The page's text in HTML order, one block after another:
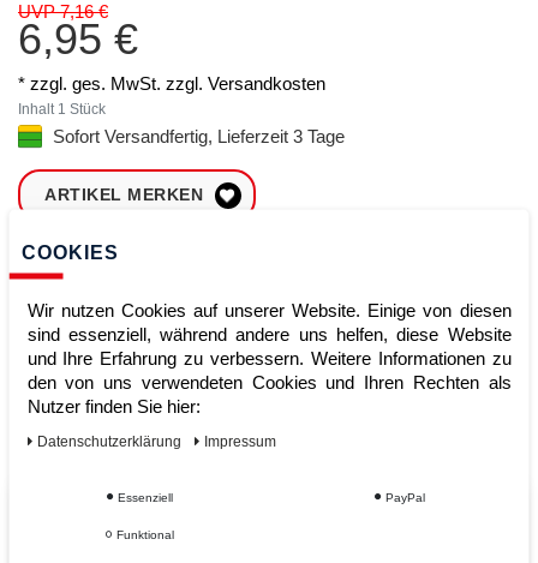
UVP 7,16 €
6,95 €
* zzgl. ges. MwSt. zzgl. Versandkosten
Inhalt 1 Stück
Sofort Versandfertig, Lieferzeit 3 Tage
ARTIKEL MERKEN
ZUM WARENKORB
Sofort lieferbar
Kauf auf Rechnung
COOKIES
Wir nutzen Cookies auf unserer Website. Einige von diesen
sind essenziell, während andere uns helfen, diese Website
und Ihre Erfahrung zu verbessern. Weitere Informationen zu
den von uns verwendeten Cookies und Ihren Rechten als
Nutzer finden Sie hier:
Daten­schutz­erklärung Impressum
Essenziell PayPal
Funktional